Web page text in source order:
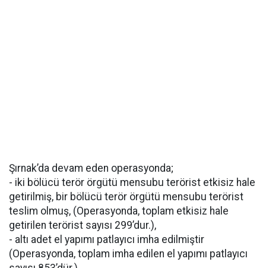
Şırnak’da devam eden operasyonda;
- iki bölücü terör örgütü mensubu terörist etkisiz hale
getirilmiş, bir bölücü terör örgütü mensubu terörist
teslim olmuş, (Operasyonda, toplam etkisiz hale
getirilen terörist sayısı 299’dur.),
- altı adet el yapımı patlayıcı imha edilmiştir
(Operasyonda, toplam imha edilen el yapımı patlayıcı